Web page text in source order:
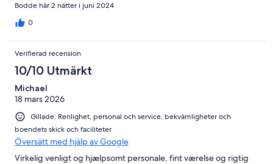
Bodde här 2 nätter i juni 2024
0
Verifierad recension
10/10 Utmärkt
Michael
18 mars 2026
Gillade: Renlighet, personal och service, bekvämligheter och
boendets skick och faciliteter
Översätt med hjälp av Google
Virkelig venligt og hjælpsomt personale, fint værelse og rigtig